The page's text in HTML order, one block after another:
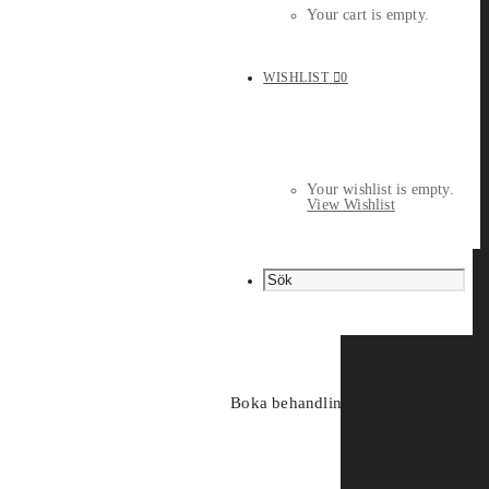
Your cart is empty.
WISHLIST 0
Your wishlist is empty.
View Wishlist
Boka behandling